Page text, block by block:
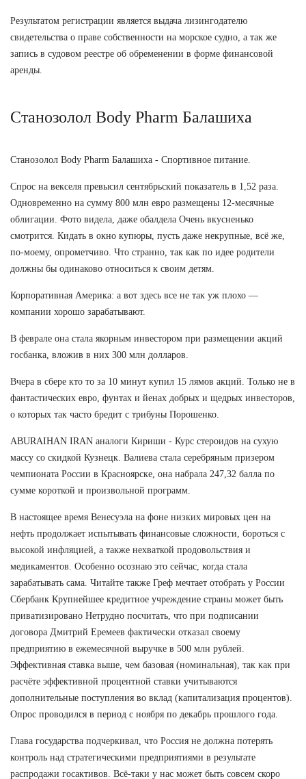
Результатом регистрации является выдача лизингодателю
свидетельства о праве собственности на морское судно, а так же
запись в судовом реестре об обременении в форме финансовой
аренды.
Станозолол Body Pharm Балашиха
Станозолол Body Pharm Балашиха - Спортивное питание.
Спрос на векселя превысил сентябрьский показатель в 1,52 раза.
Одновременно на сумму 800 млн евро размещены 12-месячные
облигации. Фото видела, даже обалдела Очень вкусненько
смотрится. Кидать в окно купюры, пусть даже некрупные, всё же,
по-моему, опрометчиво. Что странно, так как по идее родители
должны бы одинаково относиться к своим детям.
Корпоративная Америка: а вот здесь все не так уж плохо —
компании хорошо зарабатывают.
В феврале она стала якорным инвестором при размещении акций
госбанка, вложив в них 300 млн долларов.
Вчера в сбере кто то за 10 минут купил 15 лямов акций. Только не в
фантастических евро, фунтах и йенах добрых и щедрых инвесторов,
о которых так часто бредит с трибуны Порошенко.
ABURAIHAN IRAN аналоги Кириши - Курс стероидов на сухую
массу со скидкой Кузнецк. Валиева стала серебряным призером
чемпионата России в Красноярске, она набрала 247,32 балла по
сумме короткой и произвольной программ.
В настоящее время Венесуэла на фоне низких мировых цен на
нефть продолжает испытывать финансовые сложности, бороться с
высокой инфляцией, а также нехваткой продовольствия и
медикаментов. Особенно осознаю это сейчас, когда стала
зарабатывать сама. Читайте также Греф мечтает отобрать у России
Сбербанк Крупнейшее кредитное учреждение страны может быть
приватизировано Нетрудно посчитать, что при подписании
договора Дмитрий Еремеев фактически отказал своему
предприятию в ежемесячной выручке в 500 млн рублей.
Эффективная ставка выше, чем базовая (номинальная), так как при
расчёте эффективной процентной ставки учитываются
дополнительные поступления во вклад (капитализация процентов).
Опрос проводился в период с ноября по декабрь прошлого года.
Глава государства подчеркивал, что Россия не должна потерять
контроль над стратегическими предприятиями в результате
распродажи госактивов. Всё-таки у нас может быть совсем скоро